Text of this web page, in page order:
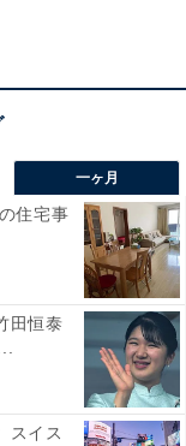
は国産軽自動
（RX／NXな
「BMW（1シリ
「ノート（日
ラパン（スズ
した。
一ヶ月
住宅事
田恒泰
スイス